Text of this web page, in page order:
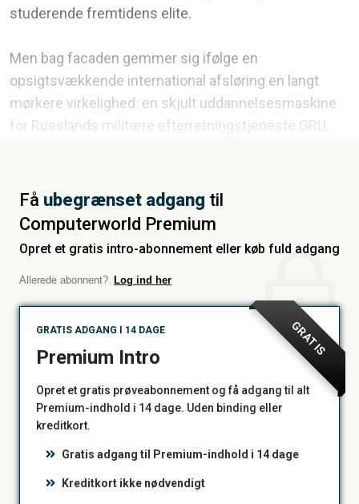
studerende fremtidens elite.
Men bag facaden gemmer sig ifølge en
opsigtsvækkende international afsløring en langt
mørkere virkelighed: en skjult uddannelsesmaskine
for Russlands militære efterretningstjeneste GRU.
Få ubegrænset adgang til
Computerworld Premium
Opret et gratis intro-abonnement eller køb fuld adgang
Allerede abonnent? Log ind her
GRATIS
GRATIS ADGANG I 14 DAGE
Premium Intro
Opret et gratis prøveabonnement og få adgang til alt
Premium-indhold i 14 dage. Uden binding eller
kreditkort.
Gratis adgang til Premium-indhold i 14 dage
Kreditkort ikke nødvendigt